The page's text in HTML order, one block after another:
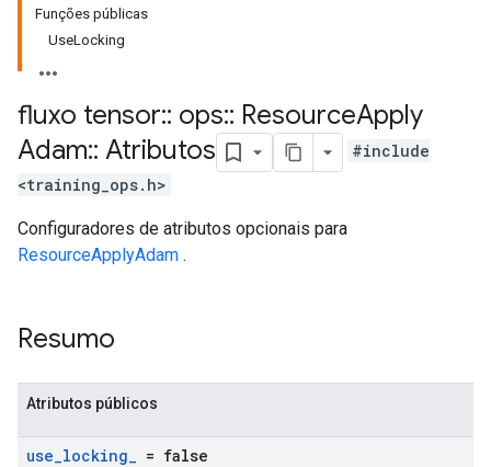
Funções públicas
UseLocking
fluxo tensor:: ops:: ResourceApply
Adam:: Atributos
#include
<training_ops.h>
Configuradores de atributos opcionais para
ResourceApplyAdam .
Resumo
Atributos públicos
use_locking_ = false